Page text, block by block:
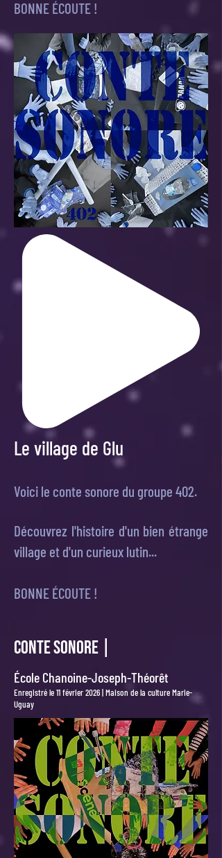
BONNE ÉCOUTE !
Le village de Glu
Voici le conte sonore du groupe 402.
Découvrez l'histoire d'un bien étrange
village et d'un curieux lutin...
BONNE ÉCOUTE !
CONTE SONORE |
École Chanoine-Joseph-Théorêt
Enregistré le 11 février 2026 | Maison de la culture Marie-
Uguay